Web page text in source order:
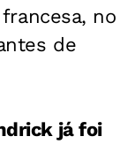
no
de
já foi